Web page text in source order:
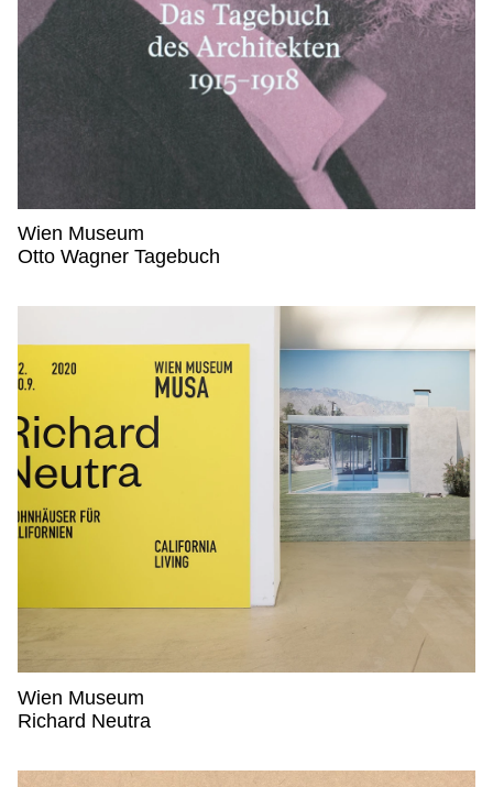
Wien Museum
Wien Museum,
Otto Wagner Tagebuch
Wien Museum
Wien Museum,
Richard Neutra